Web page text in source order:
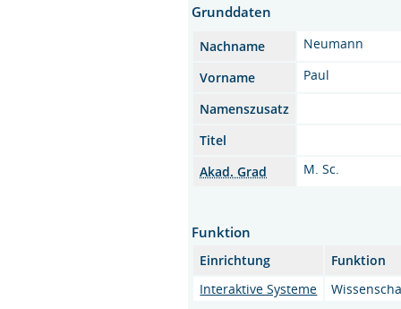
Grunddaten
Nachname
Neumann
Vorname
Paul
Namenszusatz
Titel
Akad. Grad
M. Sc.
Funktion
Einrichtung
Funktion
Interaktive Systeme